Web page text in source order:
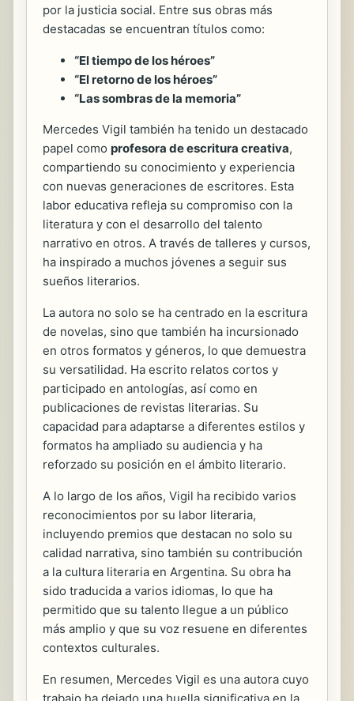
por la justicia social. Entre sus obras más
destacadas se encuentran títulos como:
“El tiempo de los héroes”
“El retorno de los héroes”
“Las sombras de la memoria”
Mercedes Vigil también ha tenido un destacado
papel como profesora de escritura creativa,
compartiendo su conocimiento y experiencia
con nuevas generaciones de escritores. Esta
labor educativa refleja su compromiso con la
literatura y con el desarrollo del talento
narrativo en otros. A través de talleres y cursos,
ha inspirado a muchos jóvenes a seguir sus
sueños literarios.
La autora no solo se ha centrado en la escritura
de novelas, sino que también ha incursionado
en otros formatos y géneros, lo que demuestra
su versatilidad. Ha escrito relatos cortos y
participado en antologías, así como en
publicaciones de revistas literarias. Su
capacidad para adaptarse a diferentes estilos y
formatos ha ampliado su audiencia y ha
reforzado su posición en el ámbito literario.
A lo largo de los años, Vigil ha recibido varios
reconocimientos por su labor literaria,
incluyendo premios que destacan no solo su
calidad narrativa, sino también su contribución
a la cultura literaria en Argentina. Su obra ha
sido traducida a varios idiomas, lo que ha
permitido que su talento llegue a un público
más amplio y que su voz resuene en diferentes
contextos culturales.
En resumen, Mercedes Vigil es una autora cuyo
trabajo ha dejado una huella significativa en la